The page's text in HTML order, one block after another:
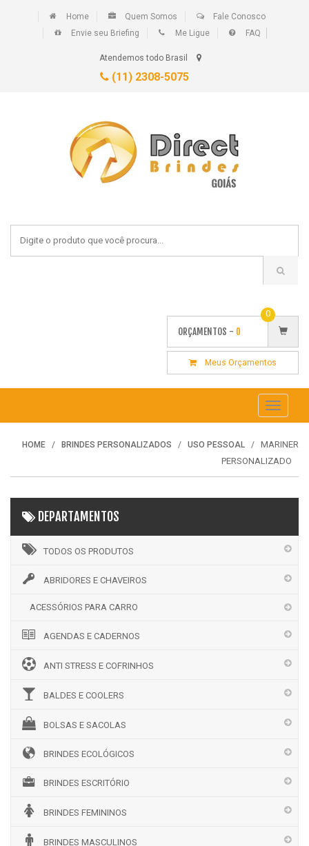
Home Quem Somos
Fale Conosco
Envie seu Briefing
Me Ligue FAQ
Atendemos todo Brasil
(11) 2308-5075
ORÇAMENTOS - 0
0
Meus Orçamentos
Toggle
HOME BRINDES PERSONALIZADOS USO PESSOAL
MARINER
PERSONALIZADO
DEPARTAMENTOS
TODOS OS PRODUTOS
ABRIDORES E CHAVEIROS
ACESSÓRIOS PARA CARRO
AGENDAS E CADERNOS
ANTI STRESS E COFRINHOS
BALDES E COOLERS
BOLSAS E SACOLAS
BRINDES ECOLÓGICOS
BRINDES ESCRITÓRIO
BRINDES FEMININOS
BRINDES MASCULINOS